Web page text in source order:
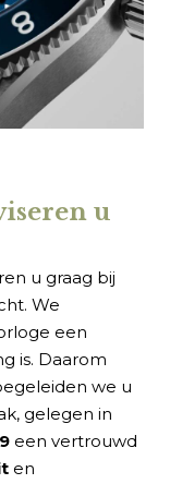
u
u graag bij
We
een
is. Daarom
we u
gelegen in
een vertrouwd
en